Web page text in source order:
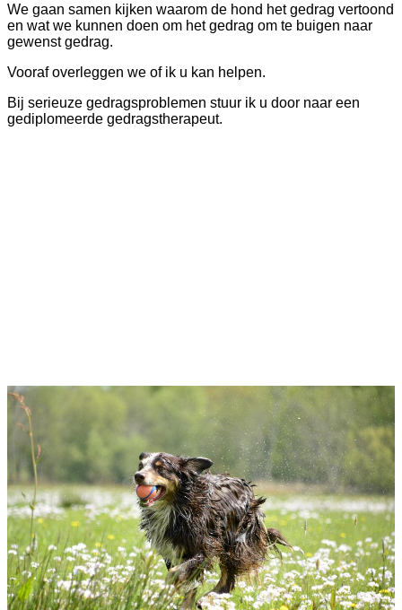
We gaan samen kijken waarom de hond het gedrag vertoond
en wat we kunnen doen om het gedrag om te buigen naar
gewenst gedrag.
Vooraf overleggen we of ik u kan helpen.
Bij serieuze gedragsproblemen stuur ik u door naar een
gediplomeerde gedragstherapeut.